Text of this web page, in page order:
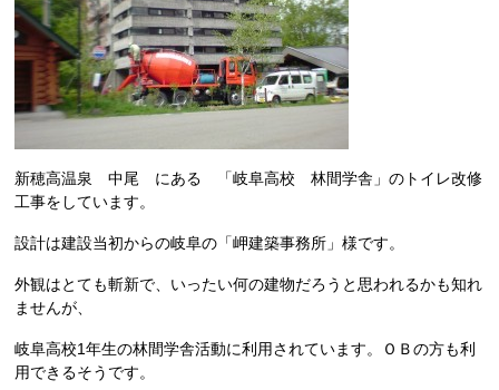
新穂高温泉 中尾 にある 「岐阜高校 林間学舎」のトイレ改修
工事をしています。
設計は建設当初からの岐阜の「岬建築事務所」様です。
外観はとても斬新で、いったい何の建物だろうと思われるかも知れ
ませんが、
岐阜高校1年生の林間学舎活動に利用されています。ＯＢの方も利
用できるそうです。